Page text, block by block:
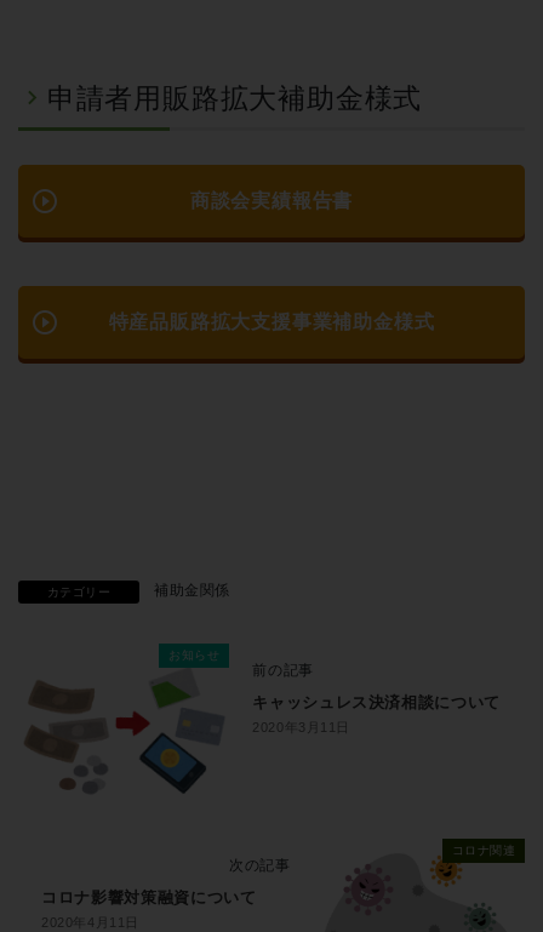
申請者用販路拡大補助金様式
商談会実績報告書
play_circle_outline
特産品販路拡大支援事業補助金様式
play_circle_outline
カテゴリー 補助金関係
お知らせ
前の記事
キャッシュレス決済相談について
2020年3月11日
コロナ関連
次の記事
コロナ影響対策融資について
2020年4月11日